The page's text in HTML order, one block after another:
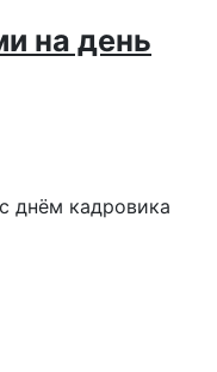
на день